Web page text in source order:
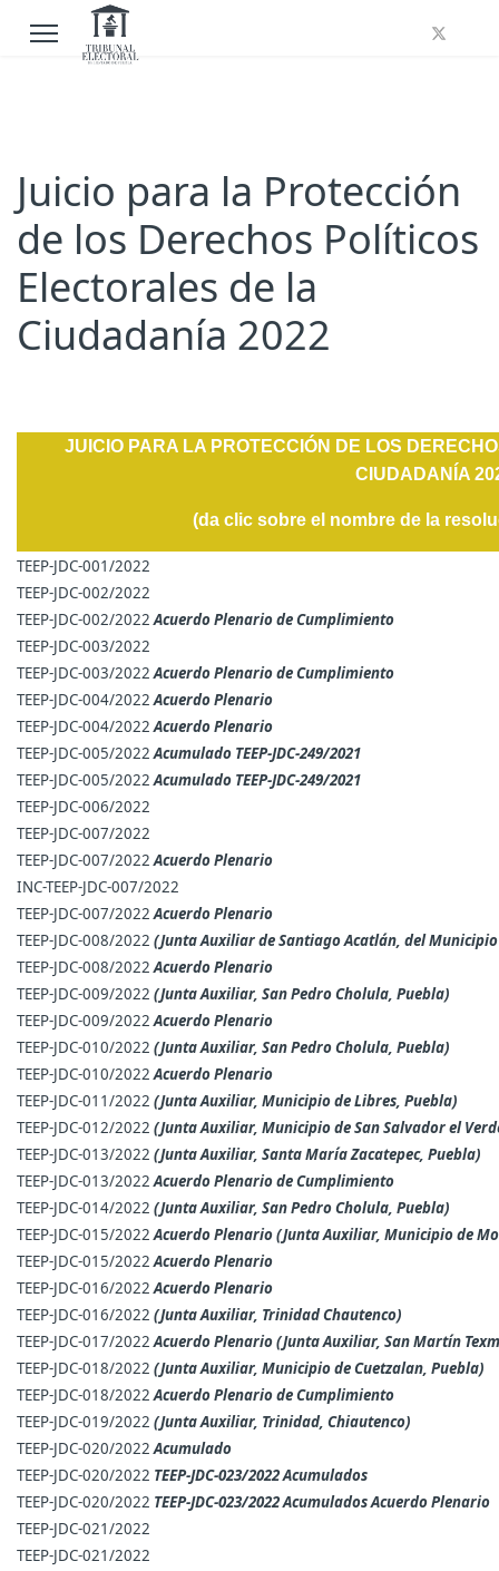
Juicio para la Protección
de los Derechos Políticos
Electorales de la
Ciudadanía 2022
JUICIO PARA LA PROTECCIÓN DE LOS
CIUDADANÍA
(da clic sobre el nombre de la
TEEP-JDC-001/2022
TEEP-JDC-002/2022
TEEP-JDC-002/2022Acuerdo Plenario de Cumplimiento
TEEP-JDC-003/2022
TEEP-JDC-003/2022Acuerdo Plenario de Cumplimiento
TEEP-JDC-004/2022Acuerdo Plenario
TEEP-JDC-004/2022Acuerdo Plenario
TEEP-JDC-005/2022Acumulado TEEP-JDC-249/2021
TEEP-JDC-005/2022Acumulado TEEP-JDC-249/2021
TEEP-JDC-006/2022
TEEP-JDC-007/2022
TEEP-JDC-007/2022Acuerdo Plenario
INC-TEEP-JDC-007/2022
TEEP-JDC-007/2022Acuerdo Plenario
TEEP-JDC-008/2022 (Junta Auxiliar de Santiago Acatlán, del Municipio
TEEP-JDC-008/2022Acuerdo Plenario
TEEP-JDC-009/2022 (Junta Auxiliar, San Pedro Cholula, Puebla)
TEEP-JDC-009/2022Acuerdo Plenario
TEEP-JDC-010/2022 (Junta Auxiliar, San Pedro Cholula, Puebla)
TEEP-JDC-010/2022Acuerdo Plenario
TEEP-JDC-011/2022 (Junta Auxiliar, Municipio de Libres, Puebla)
TEEP-JDC-012/2022 (Junta Auxiliar, Municipio de San Salvador el
TEEP-JDC-013/2022 (Junta Auxiliar, Santa María Zacatepec, Puebla)
TEEP-JDC-013/2022Acuerdo Plenario de Cumplimiento
TEEP-JDC-014/2022 (Junta Auxiliar, San Pedro Cholula, Puebla)
TEEP-JDC-015/2022Acuerdo Plenario(Junta Auxiliar, Municipio de
TEEP-JDC-015/2022Acuerdo Plenario
TEEP-JDC-016/2022Acuerdo Plenario
TEEP-JDC-016/2022 (Junta Auxiliar, Trinidad Chautenco)
TEEP-JDC-017/2022Acuerdo Plenario(Junta Auxiliar, San Martín
TEEP-JDC-018/2022 (Junta Auxiliar, Municipio de Cuetzalan, Puebla)
TEEP-JDC-018/2022Acuerdo Plenario de Cumplimiento
TEEP-JDC-019/2022 (Junta Auxiliar, Trinidad, Chiautenco)
TEEP-JDC-020/2022Acumulado
TEEP-JDC-020/2022 TEEP-JDC-023/2022 Acumulados
TEEP-JDC-020/2022 TEEP-JDC-023/2022 AcumuladosAcuerdo Plenario
TEEP-JDC-021/2022
TEEP-JDC-021/2022